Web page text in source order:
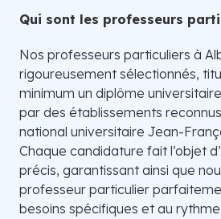
Qui sont les professeurs
Nos professeurs particuliers à
rigoureusement sélectionnés,
minimum un diplôme
par des établissements
national universitaire Jean-
Chaque candidature fait l’objet
précis, garantissant ainsi que
professeur particulier
besoins spécifiques et au